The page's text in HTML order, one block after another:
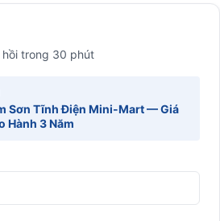
hồi trong 30 phút
Sơn Tĩnh Điện Mini-Mart — Giá
Hành 3 Năm